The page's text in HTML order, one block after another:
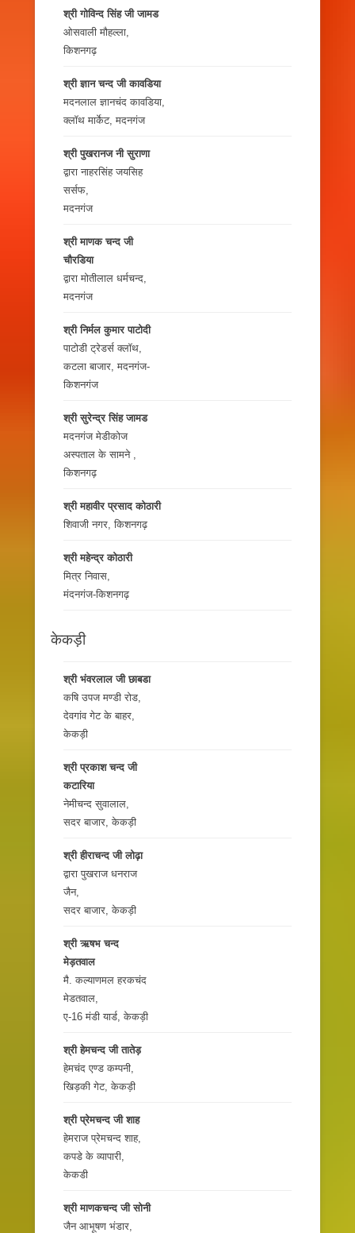
श्री गोविन्द सिंह जी जामड
ओसवाली मौहल्ला,
किशनगढ़
श्री ज्ञान चन्द जी कावडिया
मदनलाल ज्ञानचंद कावडिया,
क्लॉथ मार्केट, मदनगंज
श्री पुखरानज नी सुराणा
द्वारा नाहरसिंह जयसिह
सर्सफ,
मदनगंज
श्री माणक चन्द जी
चौरडिया
द्वारा मोतीलाल धर्मचन्द,
मदनगंज
श्री निर्मल कुमार पाटोदी
पाटोडी ट्रेडर्स क्लॉथ,
कटला बाजार, मदनगंज-
किशनगंज
श्री सुरेन्द्र सिंह जामड
मदनगंज मेडीकोज
अस्पताल के सामने ,
किशनगढ़
श्री महावीर प्रसाद कोठारी
शिवाजी नगर, किशनगढ़
श्री महेन्द्र कोठारी
मित्र निवास,
मंदनगंज-किशनगढ़
केकड़ी
श्री भंवरलाल जी छाबडा
कषि उपज मण्डी रोड,
देवगांव गेट के बाहर,
केकड़ी
श्री प्रकाश चन्द जी
कटारिया
नेमीचन्द सुवालाल,
सदर बाजार, केकड़ी
श्री हीराचन्द जी लोढ़ा
द्वारा पुखराज धनराज
जैन,
सदर बाजार, केकड़ी
श्री ऋषभ चन्द
मेड़तवाल
मै. कल्याणमल हरकचंद
मेडतवाल,
ए-16 मंडी यार्ड, केकड़ी
श्री हेमचन्द जी तातेड़
हेमचंद एण्ड कम्पनी,
खिड़की गेट, केकड़ी
श्री प्रेमचन्द जी शाह
हेमराज प्रेमचन्द शाह,
कपडे के व्यापारी,
केकडी
श्री माणकचन्द जी सोनी
जैन आभूषण भंडार,